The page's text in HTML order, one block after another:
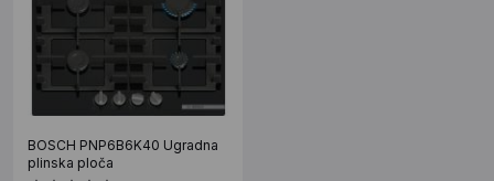
BOSCH PNP6B6K40 Ugradna
plinska ploča